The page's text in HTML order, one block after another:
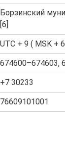
Борзинский
[6]
UTC + 9 ( MSK +
674600–674603,
+7 30233
76609101001